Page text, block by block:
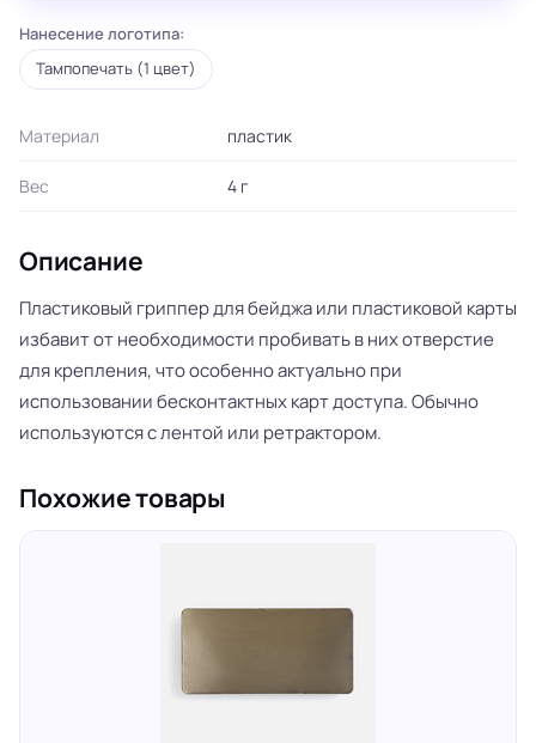
Нанесение логотипа:
Тампопечать (1 цвет)
Материал пластик
Вес 4 г
Описание
Пластиковый гриппер для бейджа или пластиковой карты
избавит от необходимости пробивать в них отверстие
для крепления, что особенно актуально при
использовании бесконтактных карт доступа. Обычно
используются с лентой или ретрактором.
Похожие товары